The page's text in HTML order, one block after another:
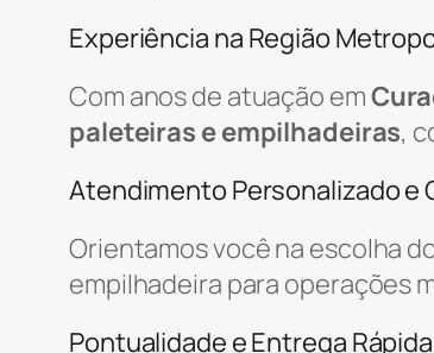
Experiência na Região
Com anos de atuação em
paleteiras e empilhadeiras,
Atendimento Personalizado e
Orientamos você na escolha
empilhadeira para operações
Pontualidade e Entrega Rápida